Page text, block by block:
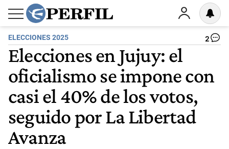
ELECCIONES 2025 2
Elecciones en Jujuy: el
oficialismo se impone con
casi el 40% de los votos,
seguido por La Libertad
Avanza